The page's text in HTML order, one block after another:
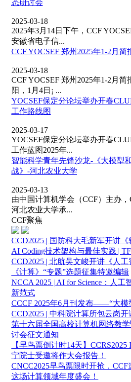
态研讨会
2025-03-18
2025年3月14日下午，CCF
安徽省电子信...
CCF YOCSEF 郑州2025年1-2月简
2025-03-18
CCF YOCSEF 郑州2025年1-2月简
阳，1月4日¡ ...
YOCSEF保定分论坛举办开春
工作路线图
2025-03-17
YOCSEF保定分论坛举办开春
工作蓝图2025年...
智能科学青年先锋沙龙-《大模型
战》-河北农业大学
2025-03-13
由中国计算机学会（CCF）主办，
河北农业大学承...
CCF聚焦
CCD2025 | 国防科大毛新军开讲《
AI Coding技术架构与最佳实践 |
CCD2025 | 北航吴文峻开讲《人工
《计算》“专题”选题征集特邀编辑
NCCA 2025 | AI for Science：人
新范式
CCCF 2025年6月刊发布——“大模
CCD2025 | 中科院计算所包云岗开
第十六届全国高校计算机网络教
讨会征文通知
【早鸟票倒计时14天】
宁院士受邀将作大会报告！
CNCC2025早鸟票限时开抢，
这场计算领域年度盛会！